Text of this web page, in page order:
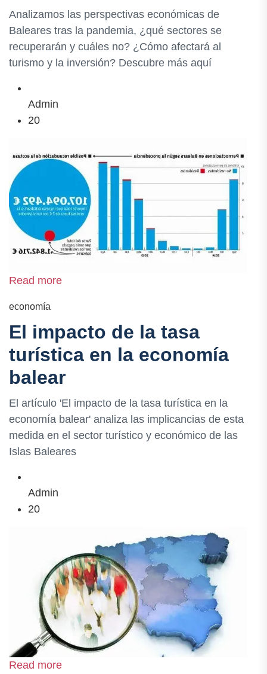
Analizamos las perspectivas económicas de
Baleares tras la pandemia, ¿qué sectores se
recuperarán y cuáles no? ¿Cómo afectará al
turismo y la inversión? Descubre más aquí
Admin
20
Read more
economía
El impacto de la tasa
turística en la economía
balear
El artículo 'El impacto de la tasa turística en la
economía balear' analiza las implicancias de esta
medida en el sector turístico y económico de las
Islas Baleares
Admin
20
Read more